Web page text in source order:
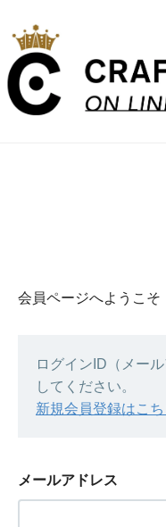
会員ページへようこそ
ログインID（メー
してください。
新規会員登録はこち
メールアドレス